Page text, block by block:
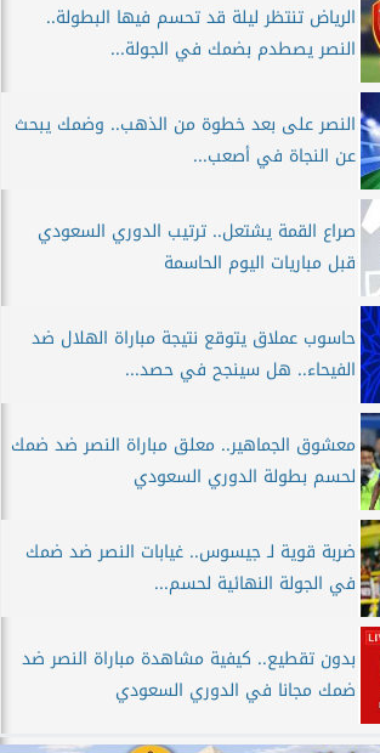
الرياض تنتظر ليلة قد تحسم فيها البطولة..
النصر يصطدم بضمك في الجولة...
النصر على بعد خطوة من الذهب.. وضمك يبحث
عن النجاة في أصعب...
صراع القمة يشتعل.. ترتيب الدوري السعودي
قبل مباريات اليوم الحاسمة
حاسوب عملاق يتوقع نتيجة مباراة الهلال ضد
الفيحاء.. هل سينجح في حصد...
معشوق الجماهير.. معلق مباراة النصر ضد ضمك
لحسم بطولة الدوري السعودي
ضربة قوية لـ جيسوس.. غيابات النصر ضد ضمك
في الجولة النهائية لحسم...
بدون تقطيع.. كيفية مشاهدة مباراة النصر ضد
ضمك مجانا في الدوري السعودي